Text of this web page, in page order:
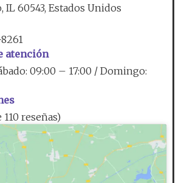
IL 60543, Estados Unidos
atención
09:00 – 17:00 / Domingo:
110 reseñas)